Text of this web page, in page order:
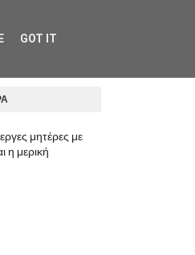
| ΚΡΥΣΤΑΛΛΗΣ ΙΩΣΗΦ
μητέρες με
η μερική
GOT IT